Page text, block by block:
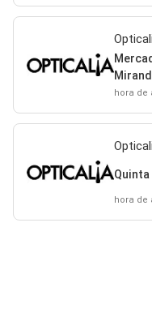
hora de
Quinta
hora de